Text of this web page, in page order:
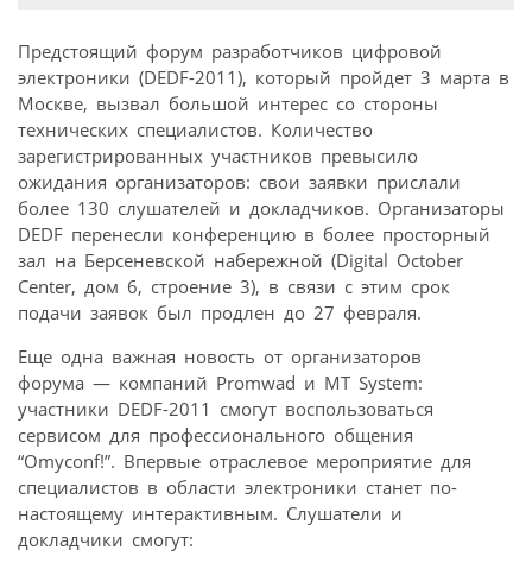
Предстоящий форум разработчиков цифровой
электроники (DEDF-2011), который пройдет 3 марта в
Москве, вызвал большой интерес со стороны
технических специалистов. Количество
зарегистрированных участников превысило
ожидания организаторов: свои заявки прислали
более 130 слушателей и докладчиков. Организаторы
DEDF перенесли конференцию в более просторный
зал на Берсеневской набережной (Digital October
Center, дом 6, строение 3), в связи с этим срок
подачи заявок был продлен до 27 февраля.
Еще одна важная новость от организаторов
форума — компаний Promwad и MT System:
участники DEDF-2011 смогут воспользоваться
сервисом для профессионального общения
“Omyconf!”. Впервые отраслевое мероприятие для
специалистов в области электроники станет по-
настоящему интерактивным. Слушатели и
докладчики смогут: